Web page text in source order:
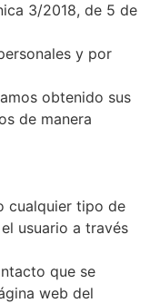
3/2018, de 5 de
y por
obtenido sus
de manera
cualquier tipo de
usuario a través
que se
web del